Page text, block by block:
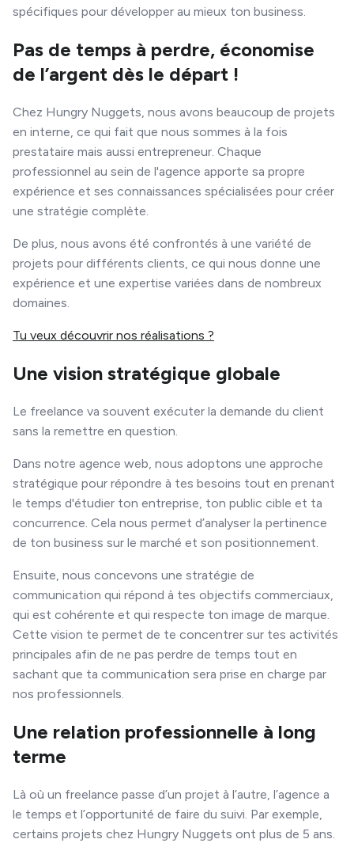
spécifiques pour développer au mieux ton business.
Pas de temps à perdre, économise
de l’argent dès le départ !
Chez Hungry Nuggets, nous avons beaucoup de projets
en interne, ce qui fait que nous sommes à la fois
prestataire mais aussi entrepreneur. Chaque
professionnel au sein de l'agence apporte sa propre
expérience et ses connaissances spécialisées pour créer
une stratégie complète.
De plus, nous avons été confrontés à une variété de
projets pour différents clients, ce qui nous donne une
expérience et une expertise variées dans de nombreux
domaines.
Tu veux découvrir nos réalisations ?
Une vision stratégique globale
Le freelance va souvent exécuter la demande du client
sans la remettre en question.
Dans notre agence web, nous adoptons une approche
stratégique pour répondre à tes besoins tout en prenant
le temps d'étudier ton entreprise, ton public cible et ta
concurrence. Cela nous permet d’analyser la pertinence
de ton business sur le marché et son positionnement.
Ensuite, nous concevons une stratégie de
communication qui répond à tes objectifs commerciaux,
qui est cohérente et qui respecte ton image de marque.
Cette vision te permet de te concentrer sur tes activités
principales afin de ne pas perdre de temps tout en
sachant que ta communication sera prise en charge par
nos professionnels.
Une relation professionnelle à long
terme
Là où un freelance passe d’un projet à l’autre, l’agence a
le temps et l’opportunité de faire du suivi. Par exemple,
certains projets chez Hungry Nuggets ont plus de 5 ans.